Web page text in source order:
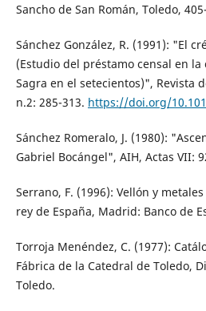
Sancho de San Román, Toledo,
Sánchez González, R. (1991): "El
(Estudio del préstamo censal en la
Sagra en el setecientos)", Revista
n.2: 285-313. https://doi.org/
Sánchez Romeralo, J. (1980):
Gabriel Bocángel", AIH, Actas VII:
Serrano, F. (1996): Vellón y
rey de España, Madrid: Banco de
Torroja Menéndez, C. (1977):
Fábrica de la Catedral de Toledo,
Toledo.